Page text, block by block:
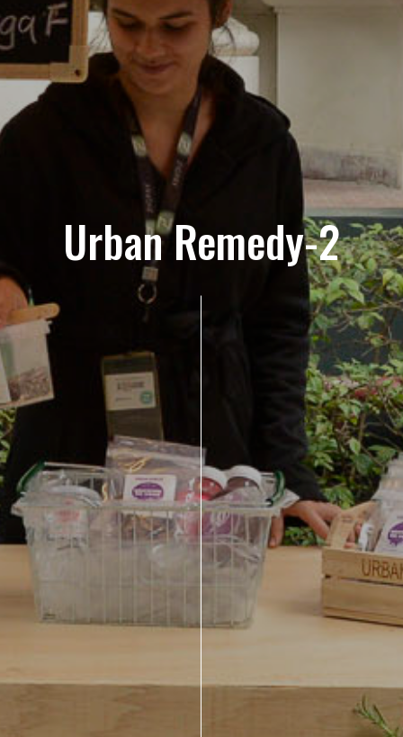
Urban Remedy-2